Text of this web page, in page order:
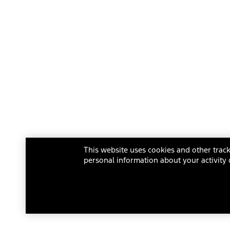
This website uses cookies and other
personal information about your activity